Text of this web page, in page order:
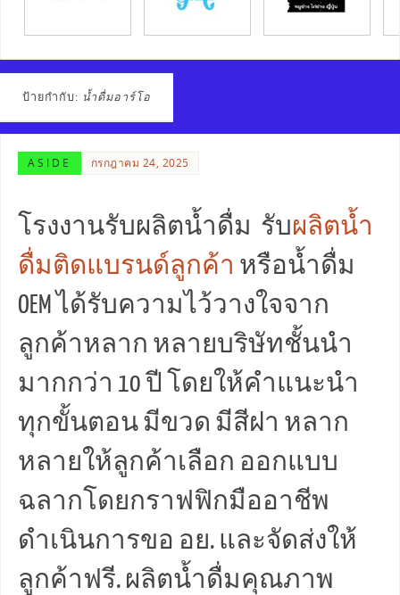
ป้ายกำกับ: น้ำดื่มอาร์โอ
ASIDE กรกฎาคม 24, 2025
โรงงานรับผลิตน้ำดื่ม รับผลิตน้ำ
ดื่มติดแบรนด์ลูกค้า หรือน้ำดื่ม
OEM ได้รับความไว้วางใจจาก
ลูกค้าหลาก หลายบริษัทชั้นนำ
มากกว่า 10 ปี โดยให้คำแนะนำ
ทุกขั้นตอน มีขวด มีสีฝา หลาก
หลายให้ลูกค้าเลือก ออกแบบ
ฉลากโดยกราฟฟิกมืออาชีพ
ดำเนินการขอ อย. และจัดส่งให้
ลูกค้าฟรี. ผลิตน้ำดื่มคุณภาพ